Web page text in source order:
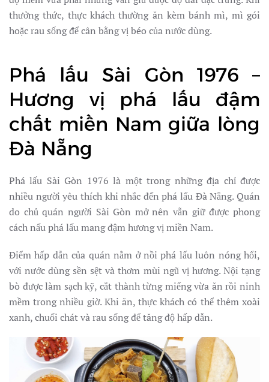
thưởng thức, thực khách thường ăn kèm bánh mì, mì gói
hoặc rau sống để cân bằng vị béo của nước dùng.
Phá lấu Sài Gòn 1976 –
Hương vị phá lấu đậm
chất miền Nam giữa lòng
Đà Nẵng
Phá lấu Sài Gòn 1976 là một trong những địa chỉ được
nhiều người yêu thích khi nhắc đến phá lấu Đà Nẵng. Quán
do chủ quán người Sài Gòn mở nên vẫn giữ được phong
cách nấu phá lấu mang đậm hương vị miền Nam.
Điểm hấp dẫn của quán nằm ở nồi phá lấu luôn nóng hổi,
với nước dùng sền sệt và thơm mùi ngũ vị hương. Nội tạng
bò được làm sạch kỹ, cắt thành từng miếng vừa ăn rồi ninh
mềm trong nhiều giờ. Khi ăn, thực khách có thể thêm xoài
xanh, chuối chát và rau sống để tăng độ hấp dẫn.